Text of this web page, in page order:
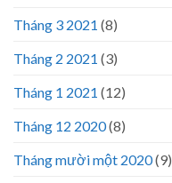
Tháng 3 2021 (8)
Tháng 2 2021 (3)
Tháng 1 2021 (12)
Tháng 12 2020(8)
Tháng mười một 2020(9)